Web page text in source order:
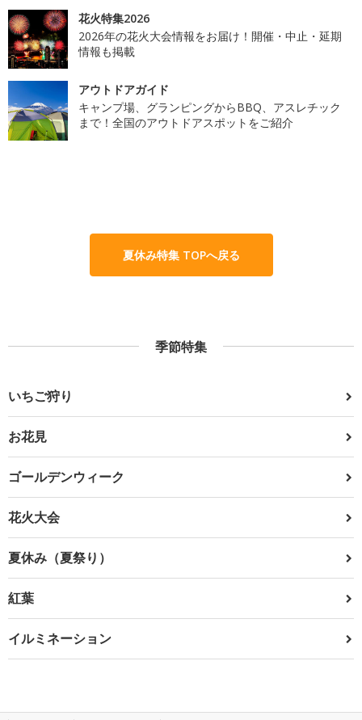
花火特集2026
2026年の花火大会情報をお届け！開催・中止・延期
情報も掲載
アウトドアガイド
キャンプ場、グランピングからBBQ、アスレチック
まで！全国のアウトドアスポットをご紹介
夏休み特集 TOPへ戻る
季節特集
いちご狩り
お花見
ゴールデンウィーク
花火大会
夏休み（夏祭り）
紅葉
イルミネーション